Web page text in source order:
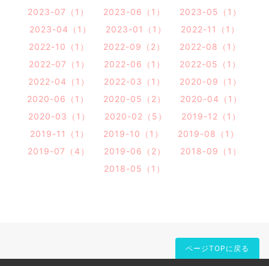
2023-07（1）
2023-06（1）
2023-05（1）
2023-04（1）
2023-01（1）
2022-11（1）
2022-10（1）
2022-09（2）
2022-08（1）
2022-07（1）
2022-06（1）
2022-05（1）
2022-04（1）
2022-03（1）
2020-09（1）
2020-06（1）
2020-05（2）
2020-04（1）
2020-03（1）
2020-02（5）
2019-12（1）
2019-11（1）
2019-10（1）
2019-08（1）
2019-07（4）
2019-06（2）
2018-09（1）
2018-05（1）
ページTOPに戻る